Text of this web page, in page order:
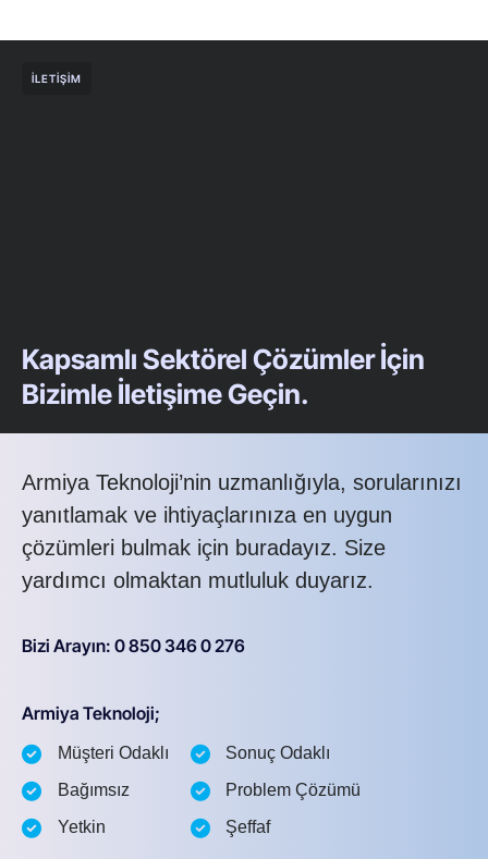
İLETIŞIM
Kapsamlı Sektörel Çözümler İçin
Bizimle İletişime Geçin.
Armiya Teknoloji’nin uzmanlığıyla, sorularınızı
yanıtlamak ve ihtiyaçlarınıza en uygun
çözümleri bulmak için buradayız. Size
yardımcı olmaktan mutluluk duyarız.
Bizi Arayın: 0 850 346 0 276
Armiya Teknoloji;
Müşteri Odaklı
Bağımsız
Yetkin
Sonuç Odaklı
Problem Çözümü
Şeffaf